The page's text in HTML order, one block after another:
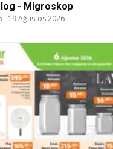
- Migroskop
- 19 Ağustos 2026